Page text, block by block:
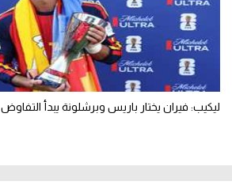
ليكيب: فيران يختار باريس وبرشلونة يبدأ التفاوض